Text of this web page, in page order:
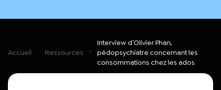
Accueil Ressources
Interview d’Olivier Phan,
pédopsychiatre concernant les
consommations chez les ados